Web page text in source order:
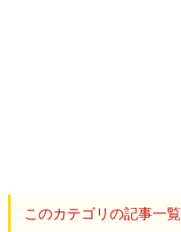
このカテゴリの記事一覧